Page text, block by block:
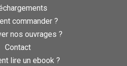
commander ?
nos ouvrages ?
Contact
lire un ebook ?